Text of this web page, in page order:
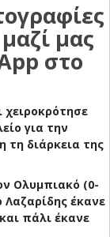
μας
στο
για την
τη διάρκεια της
Ολυμπιακό (0-
έκανε
πάλι έκανε